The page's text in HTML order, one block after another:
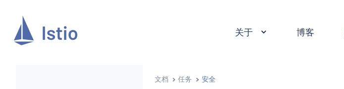
关于 博客
文档 任务 安全